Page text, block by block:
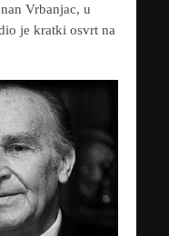
Vrbanjac, u
je kratki osvrt na